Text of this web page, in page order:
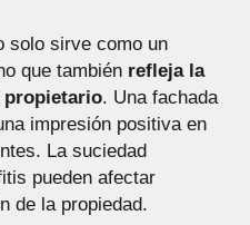
solo sirve como un
que también refleja la
propietario. Una fachada
impresión positiva en
La suciedad
pueden afectar
de la propiedad.